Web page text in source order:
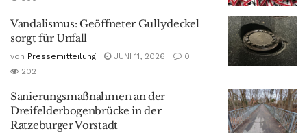
Vandalismus: Geöffneter Gullydeckel
sorgt für Unfall
von Pressemitteilung JUNI 11, 2026
0
202
Sanierungsmaßnahmen an der
Dreifelderbogenbrücke in der
Ratzeburger Vorstadt